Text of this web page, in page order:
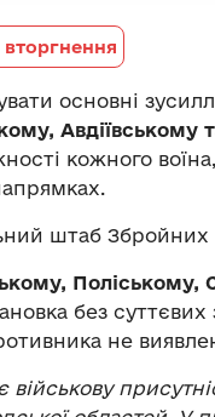
основні
Авдіївському
кожного
штаб Збройних
Поліському,
без
не
військову